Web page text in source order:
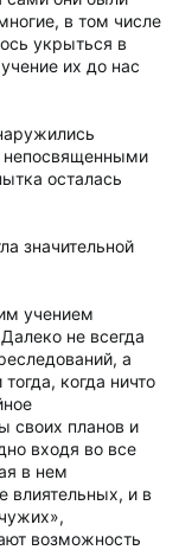
в том числе
укрыться в
их до нас
непосвященными
осталась
значительной
учением
не всегда
а
когда ничто
своих планов и
входя во все
в нем
влиятельных, и в
возможность